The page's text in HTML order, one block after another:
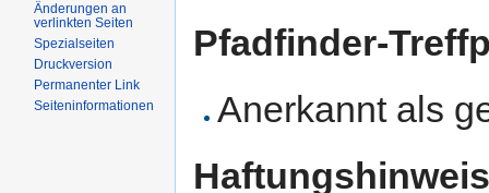
Pfadfinder-
Anerkannt als
Änderungen an
verlinkten Seiten
Spezialseiten
Druckversion
Permanenter Link
Seiten­informationen